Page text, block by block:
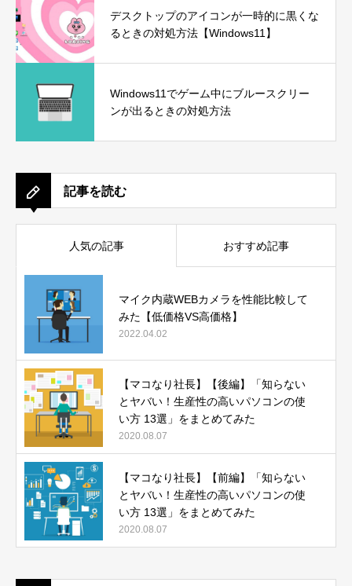
デスクトップのアイコンが一時的に黒くな
るときの対処方法【Windows11】
Windows11でゲーム中にブルースクリー
ンが出るときの対処方法
記事を読む
人気の記事 おすすめ記事
マイク内蔵WEBカメラを性能比較して
みた【低価格VS高価格】
2022.04.02
【マコなり社長】【後編】「知らない
とヤバい！生産性の高いパソコンの使
い方 13選」をまとめてみた
2020.08.07
【マコなり社長】【前編】「知らない
とヤバい！生産性の高いパソコンの使
い方 13選」をまとめてみた
2020.08.07